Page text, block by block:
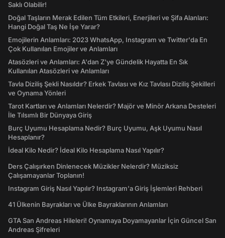
Saklı Olabilir!
Doğal Taşların Merak Edilen Tüm Etkileri, Enerjileri ve Şifa Alanları:
Hangi Doğal Taş Ne İşe Yarar?
Emojilerin Anlamları: 2023 WhatsApp, Instagram ve Twitter'da En
Çok Kullanılan Emojiler ve Anlamları
Atasözleri ve Anlamları: A'dan Z'ye Gündelik Hayatta En Sık
Kullanılan Atasözleri ve Anlamları
Tavla Diziliş Şekli Nasıldır? Erkek Tavlası ve Kız Tavlası Diziliş Şekilleri
ve Oynama Yönleri
Tarot Kartları ve Anlamları Nelerdir? Majör ve Minör Arkana Desteleri
İle Tılsımlı Bir Dünyaya Giriş
Burç Uyumu Hesaplama Nedir? Burç Uyumu, Aşk Uyumu Nasıl
Hesaplanır?
İdeal Kilo Nedir? İdeal Kilo Hesaplama Nasıl Yapılır?
Ders Çalışırken Dinlenecek Müzikler Nelerdir? Müziksiz
Çalışamayanlar Toplanın!
Instagram Giriş Nasıl Yapılır? Instagram'a Giriş İşlemleri Rehberi
41 Ülkenin Bayrakları ve Ülke Bayraklarının Anlamları
GTA San Andreas Hileleri! Oynamaya Doyamayanlar İçin Güncel San
Andreas Şifreleri